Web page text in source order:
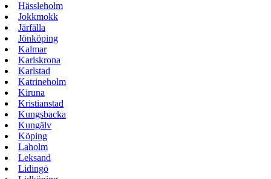
Hässleholm
Jokkmokk
Järfälla
Jönköping
Kalmar
Karlskrona
Karlstad
Katrineholm
Kiruna
Kristianstad
Kungsbacka
Kungälv
Köping
Laholm
Leksand
Lidingö